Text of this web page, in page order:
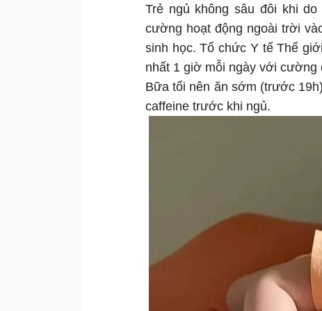
Trẻ ngủ không sâu đôi khi
cường hoạt động ngoài trời
sinh học. Tổ chức Y tế Thế
nhất 1 giờ mỗi ngày với cường
Bữa tối nên ăn sớm (trước
caffeine trước khi ngủ.